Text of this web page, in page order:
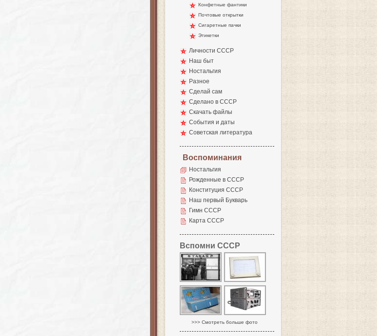
Конфетные фантики
Почтовые открытки
Сигаретные пачки
Этикетки
Личности СССР
Наш быт
Ностальгия
Разное
Сделай сам
Сделано в СССР
Скачать файлы
События и даты
Советская литература
Воспоминания
Ностальгия
Рожденные в СССР
Конституция СССР
Наш первый Букварь
Гимн СССР
Карта СССР
Вспомни СССР
>>> Смотреть больше фото